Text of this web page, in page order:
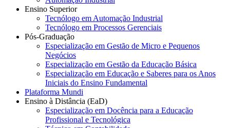
Ensino Superior
Tecnólogo em Automação Industrial
Tecnólogo em Processos Gerenciais
Pós-Graduação
Especialização em Gestão de Micro e Pequenos
Negócios
Especialização em Gestão da Educação Básica
Especialização em Educação e Saberes para os Anos
Iniciais do Ensino Fundamental
Plataforma Mundi
Ensino à Distância (EaD)
Especialização em Docência para a Educação
Profissional e Tecnológica